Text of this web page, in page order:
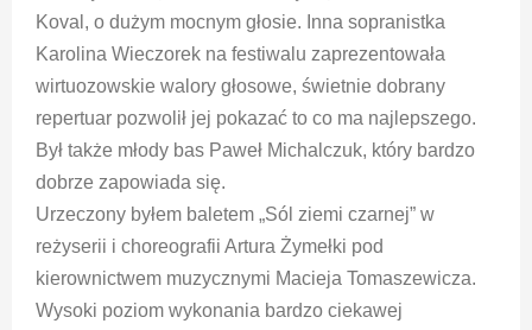
Koval, o dużym mocnym głosie. Inna sopranistka
Karolina Wieczorek na festiwalu zaprezentowała
wirtuozowskie walory głosowe, świetnie dobrany
repertuar pozwolił jej pokazać to co ma najlepszego.
Był także młody bas Paweł Michalczuk, który bardzo
dobrze zapowiada się.
Urzeczony byłem baletem „Sól ziemi czarnej” w
reżyserii i choreografii Artura Żymełki pod
kierownictwem muzycznymi Macieja Tomaszewicza.
Wysoki poziom wykonania bardzo ciekawej